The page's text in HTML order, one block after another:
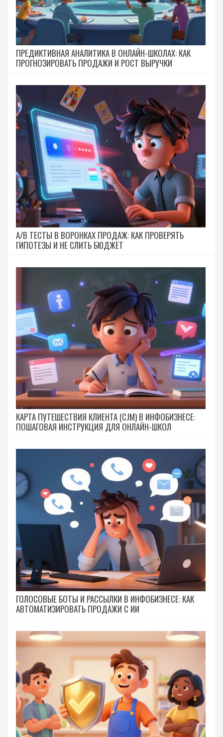
ПРЕДИКТИВНАЯ АНАЛИТИКА В ОНЛАЙН-ШКОЛАХ: КАК
ПРОГНОЗИРОВАТЬ ПРОДАЖИ И РОСТ ВЫРУЧКИ
A/B ТЕСТЫ В ВОРОНКАХ ПРОДАЖ: КАК ПРОВЕРЯТЬ
ГИПОТЕЗЫ И НЕ СЛИТЬ БЮДЖЕТ
КАРТА ПУТЕШЕСТВИЯ КЛИЕНТА (CJM) В ИНФОБИЗНЕСЕ:
ПОШАГОВАЯ ИНСТРУКЦИЯ ДЛЯ ОНЛАЙН-ШКОЛ
ГОЛОСОВЫЕ БОТЫ И РАССЫЛКИ В ИНФОБИЗНЕСЕ: КАК
АВТОМАТИЗИРОВАТЬ ПРОДАЖИ С ИИ